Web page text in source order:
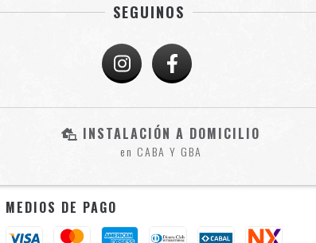
SEGUINOS
INSTALACIÓN A DOMICILIO
en CABA Y GBA
MEDIOS DE PAGO